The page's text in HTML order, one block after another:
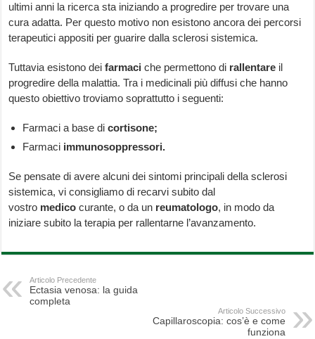
ultimi anni la ricerca sta iniziando a progredire per trovare una
cura adatta. Per questo motivo non esistono ancora dei percorsi
terapeutici appositi per guarire dalla sclerosi sistemica.
Tuttavia esistono deifarmaci che permettono di rallentare il
progredire della malattia. Tra i medicinali più diffusi che hanno
questo obiettivo troviamo soprattutto i seguenti:
Farmaci a base dicortisone;
Farmaci immunosoppressori.
Se pensate di avere alcuni dei sintomi principali della sclerosi
sistemica, vi consigliamo di recarvi subito dal
vostro medico curante, o da un reumatologo, in modo da
iniziare subito la terapia per rallentarne l’avanzamento.
Articolo Precedente
Ectasia venosa: la guida
completa
Articolo Successivo
Capillaroscopia: cos’è e come
funziona